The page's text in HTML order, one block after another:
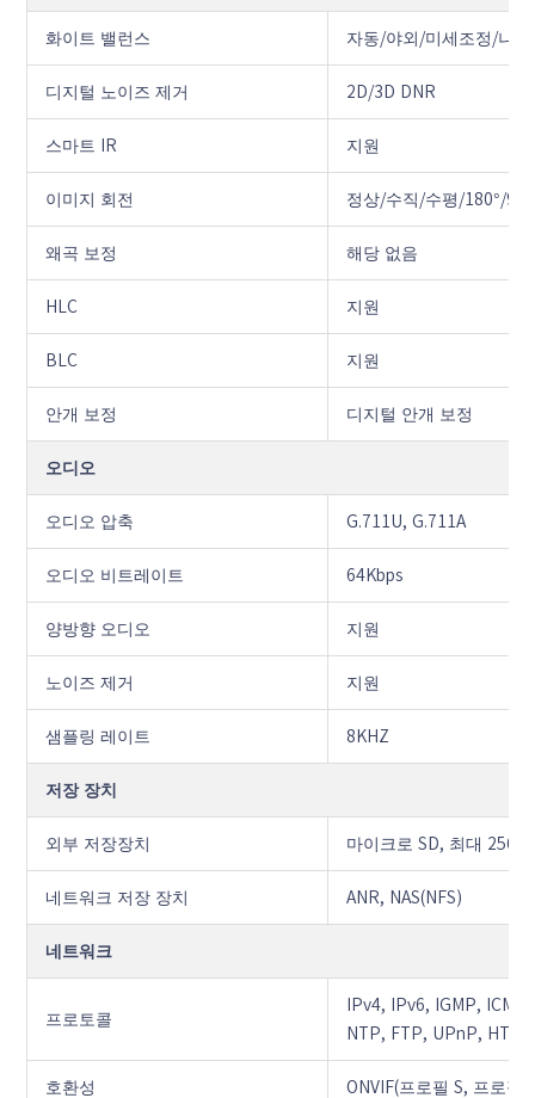
화이트 밸런스 자동/야외/미세조정/나
디지털 노이즈 제거 2D/3D DNR
스마트 IR 지원
이미지 회전 정상/수직/수평/180°/
왜곡 보정 해당 없음
HLC 지원
BLC 지원
안개 보정 디지털 안개 보정
오디오
오디오 압축 G.711U, G.711A
오디오 비트레이트 64Kbps
양방향 오디오 지원
노이즈 제거 지원
샘플링 레이트 8KHZ
저장 장치
외부 저장장치 마이크로 SD, 최대
네트워크 저장 장치 ANR, NAS(NFS)
네트워크
프로토콜
IPv4, IPv6, IGMP,
NTP, FTP, UPnP,
호환성 ONVIF(프로필 S, 프로필